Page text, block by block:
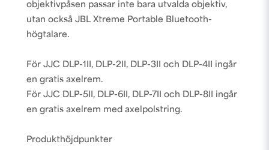
objektivpåsen passar inte bara utvalda objektiv,
utan också JBL Xtreme Portable Bluetooth-
högtalare.
För JJC DLP-1II, DLP-2II, DLP-3II och DLP-4II ingår
en gratis axelrem.
För JJC DLP-5II, DLP-6II, DLP-7II och DLP-8II ingår
en gratis axelrem med axelpolstring.
Produkthöjdpunkter